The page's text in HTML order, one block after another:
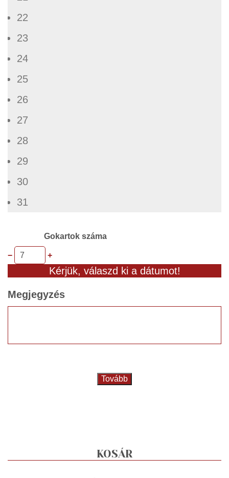
22
23
24
25
26
27
28
29
30
31
Gokartok száma
− +
Kérjük, válaszd ki a dátumot!
Megjegyzés
Tovább
KOSÁR